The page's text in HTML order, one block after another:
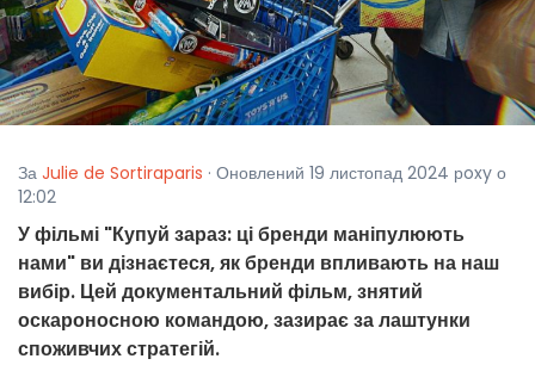
За Julie de Sortiraparis · Оновлений 19 листопад 2024 рoxy о
12:02
У фільмі "Купуй зараз: ці бренди маніпулюють
нами" ви дізнаєтеся, як бренди впливають на наш
вибір. Цей документальний фільм, знятий
оскароносною командою, зазирає за лаштунки
споживчих стратегій.